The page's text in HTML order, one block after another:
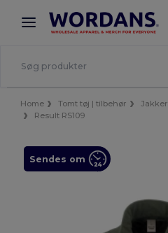
× Wordans-app
Bedre priser i appen!
Home Tomt tøj | tilbehør Jakker
Result RS109
Sendes om